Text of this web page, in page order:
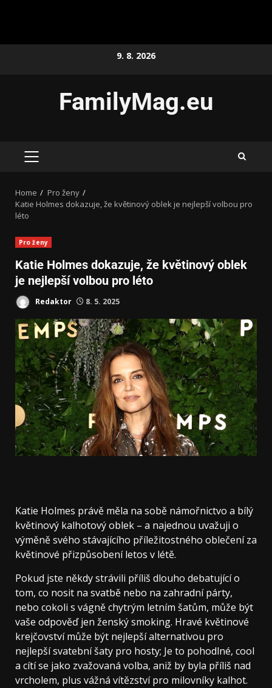
9. 8. 2026
FamilyMag.eu
Home
Pro ženy
Katie Holmes dokazuje, že květinový oblek je nejlepší volbou pro
léto
Pro ženy
Katie Holmes dokazuje, že květinový oblek
je nejlepší volbou pro léto
Redaktor 8. 5. 2025
Katie Holmes právě měla na sobě námořnictvo a bílý
květinový kalhotový oblek – a najednou uvažuji o
výměně svého stávajícího příležitostného oblečení za
květinové přizpůsobení letos v létě.
Pokud jste někdy strávili příliš dlouho debatující o
tom, co nosit na svatbě nebo na zahradní párty,
nebo cokoli s vágně chytrým letním šatům, může být
vaše odpověď jen ženský smoking. Hravé květinové
krejčovství může být nejlepší alternativou pro
nejlepší svatební šaty pro hosty; Je to pohodlné, cool
a cítí se jako zvažovaná volba, aniž by byla příliš nad
vrcholem, plus vážná vítězství pro milovníky kalhot.